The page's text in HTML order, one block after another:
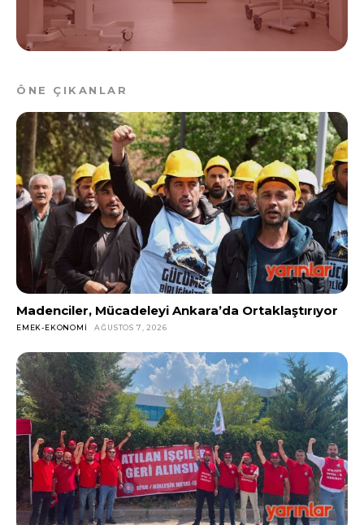
ÖNE ÇIKANLAR
Madenciler, Mücadeleyi Ankara’da Ortaklaştırıyor
EMEK-EKONOMI AĞUSTOS 7, 2026